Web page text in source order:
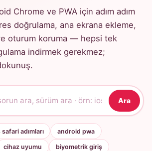
Chrome ve PWA için adım adım
doğrulama, ana ekrana ekleme,
oturum koruma — hepsi tek
indirmek gerekmez;
Ara
adımları android pwa
cihaz uyumu biyometrik giriş